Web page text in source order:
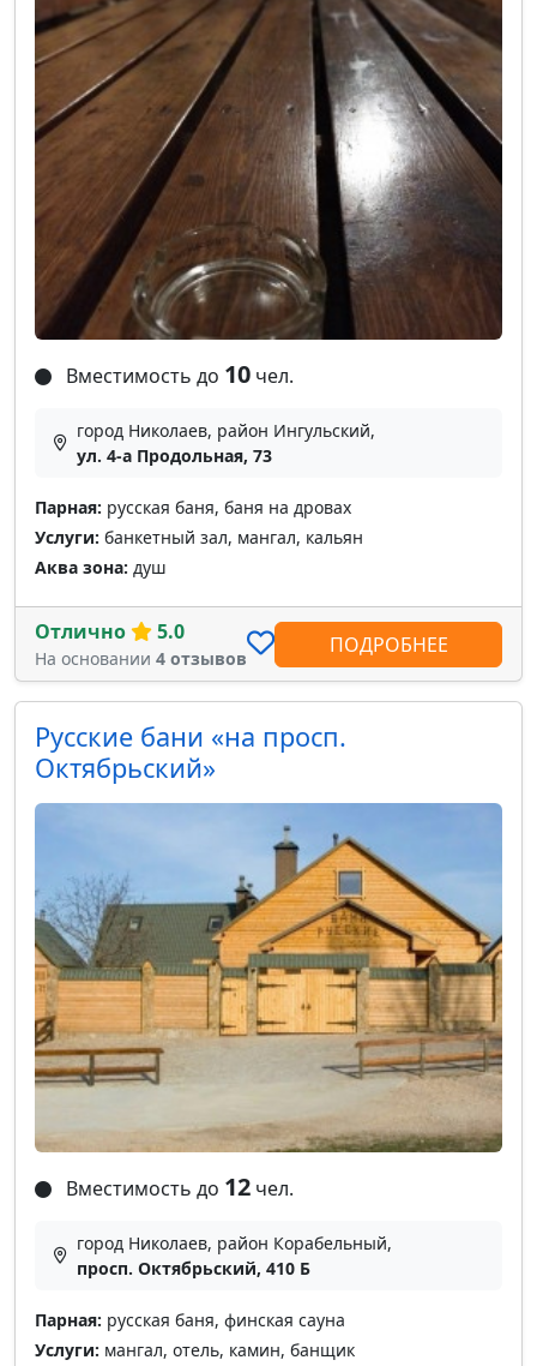
Вместимость до 10 чел.
город Николаев, район Ингульский,
ул. 4-а Продольная, 73
Парная: русская баня, баня на дровах
Услуги: банкетный зал, мангал, кальян
Аква зона: душ
Отлично 5.0
На основании 4 отзывов
ПОДРОБНЕЕ
Русские бани «на просп.
Октябрьский»
Вместимость до 12 чел.
город Николаев, район Корабельный,
просп. Октябрьский, 410 Б
Парная: русская баня, финская сауна
Услуги: мангал, отель, камин, банщик